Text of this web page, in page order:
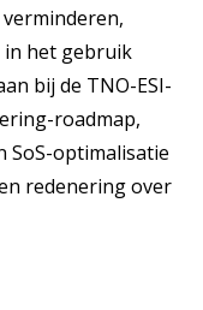
in het gebruik
bij de TNO-ESI-
roadmap,
SoS-optimalisatie
redenering over